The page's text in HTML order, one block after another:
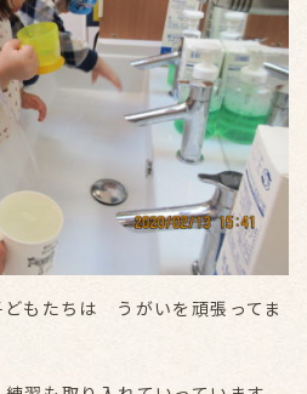
どもたちは うがいを頑張ってま